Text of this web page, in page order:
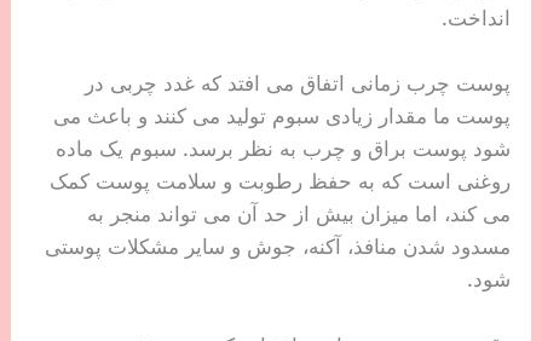
انداخت.
پوست چرب زمانی اتفاق می افتد که غدد چربی در
پوست ما مقدار زیادی سبوم تولید می کنند و باعث می
شود پوست براق و چرب به نظر برسد. سبوم یک ماده
روغنی است که به حفظ رطوبت و سلامت پوست کمک
می کند، اما میزان بیش از حد آن می تواند منجر به
مسدود شدن منافذ، آکنه، جوش و سایر مشکلات پوستی
شود.